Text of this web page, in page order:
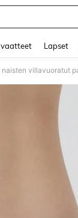
vaatteet Lapset
naisten villavuoratut